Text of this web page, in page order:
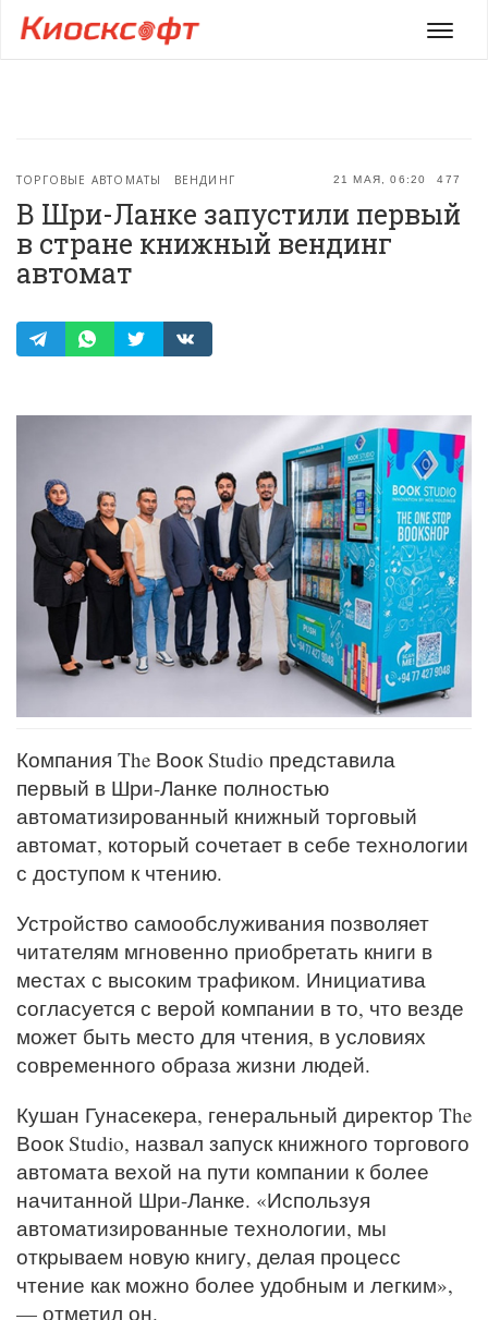
Меню
21 МАЯ, 06:20 477
ТОРГОВЫЕ АВТОМАТЫ ВЕНДИНГ
В Шри-Ланке запустили первый
в стране книжный вендинг
автомат
Компания The Воок Studio представила
первый в Шри-Ланке полностью
автоматизированный книжный торговый
автомат, который сочетает в себе технологии
с доступом к чтению.
Устройство самообслуживания позволяет
читателям мгновенно приобретать книги в
местах с высоким трафиком. Инициатива
согласуется с верой компании в то, что везде
может быть место для чтения, в условиях
современного образа жизни людей.
Кушан Гунасекера, генеральный директор The
Воок Studio, назвал запуск книжного торгового
автомата вехой на пути компании к более
начитанной Шри-Ланке. «Используя
автоматизированные технологии, мы
открываем новую книгу, делая процесс
чтение как можно более удобным и легким»,
— отметил он.